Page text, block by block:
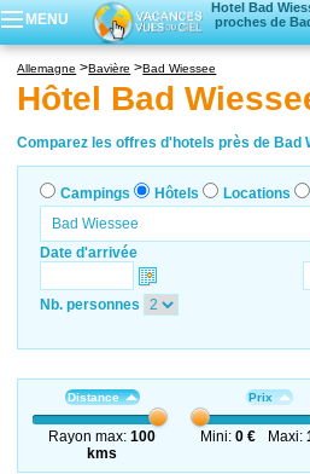
MENU
Hotel Bad
proches de
Locations
Villages
Allemagne Bavière Bad Wiessee
Hôtel Bad
Comparez les offres d'hotels près de Bad
Campings Hôtels Locations
Date d'arrivée
Nb. personnes
Distance
Rayon max:100
kms
Prix
Mini: 0 € Maxi: